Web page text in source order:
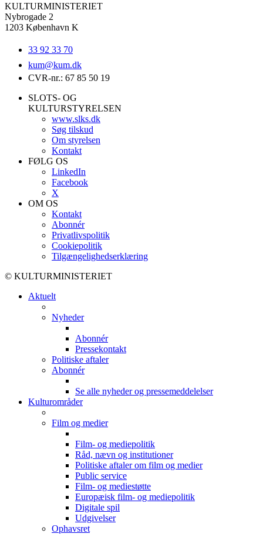
KULTURMINISTERIET
Nybrogade 2
1203 København K
33 92 33 70
kum@kum.dk
CVR-nr.: 67 85 50 19
SLOTS- OG
KULTURSTYRELSEN
www.slks.dk
Søg tilskud
Om styrelsen
Kontakt
FØLG OS
LinkedIn
Facebook
X
OM OS
Kontakt
Abonnér
Privatlivspolitik
Cookiepolitik
Tilgængelighedserklæring
© KULTURMINISTERIET
Aktuelt
Nyheder
Abonnér
Pressekontakt
Politiske aftaler
Abonnér
Se alle nyheder og pressemeddelelser
Kulturområder
Film og medier
Film- og mediepolitik
Råd, nævn og institutioner
Politiske aftaler om film og medier
Public service
Film- og mediestøtte
Europæisk film- og mediepolitik
Digitale spil
Udgivelser
Ophavsret